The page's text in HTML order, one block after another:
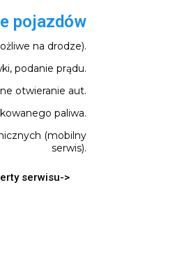
pojazdów
na drodze).
podanie prądu.
otwieranie aut.
paliwa.
(mobilny
serwis).
serwisu->